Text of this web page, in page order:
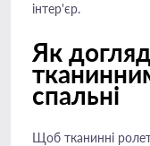
інтер'єр.
Як
спальні
Щоб тканинні